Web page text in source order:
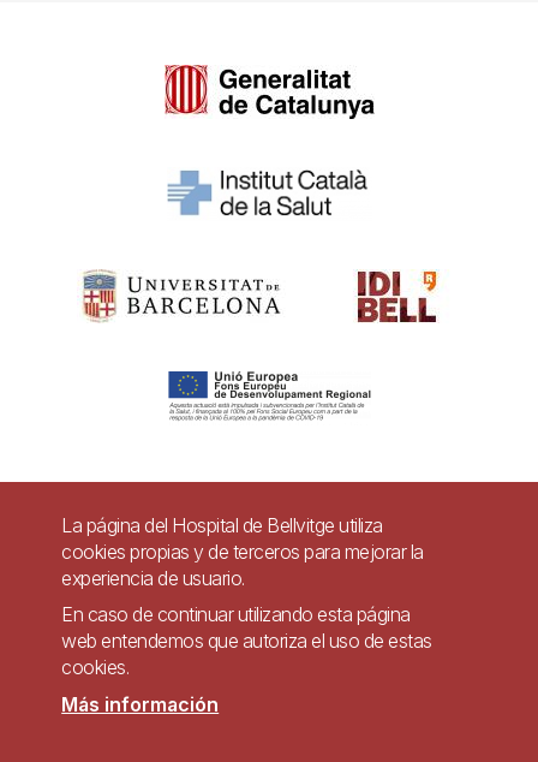
Pie
página
Contacto
Accesibilidad
Política de Privacidad de Sistemas de Videovigilancia
La página del Hospital de Bellvitge utiliza
cookies propias y de terceros para mejorar la
experiencia de usuario.
En caso de continuar utilizando esta página
web entendemos que autoriza el uso de estas
cookies.
Más información